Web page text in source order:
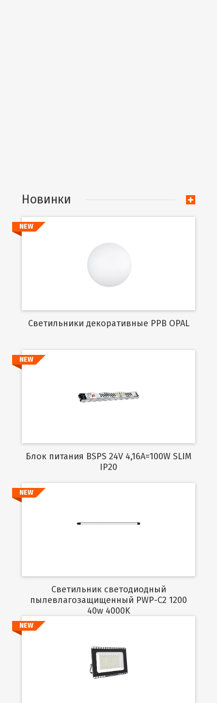
Новинки
NEW
Cветильники декоративные PPB OPAL
Подробнее
NEW
Блок питания BSPS 24V 4,16A=100W SLIM
IP20
NEW
Светильник светодиодный
пылевлагозащищенный PWP-C2 1200
40w 4000K
Подробнее
NEW